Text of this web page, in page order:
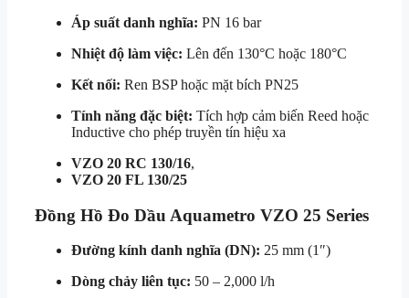
Áp suất danh nghĩa: PN 16 bar
Nhiệt độ làm việc: Lên đến 130°C hoặc 180°C
Kết nối: Ren BSP hoặc mặt bích PN25
Tính năng đặc biệt: Tích hợp cảm biến Reed hoặc
Inductive cho phép truyền tín hiệu xa
VZO 20 RC 130/16,
VZO 20 FL 130/25
Đồng Hồ Đo Dầu Aquametro VZO 25 Series
Đường kính danh nghĩa (DN): 25 mm (1″)
Dòng chảy liên tục: 50 – 2,000 l/h